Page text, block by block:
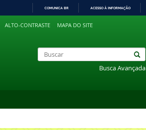
COMUNICA BR ACESSO À INFORMAÇÃO
ALTO-CONTRASTE MAPA DO SITE
Busca Avançada